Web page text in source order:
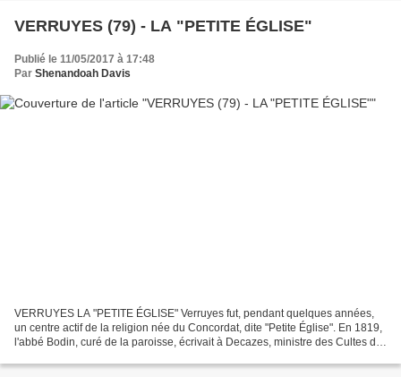
VERRUYES (79) - LA "PETITE ÉGLISE"
Publié le 11/05/2017 à 17:48
Par Shenandoah Davis
VERRUYES LA "PETITE ÉGLISE" Verruyes fut, pendant quelques années,
un centre actif de la religion née du Concordat, dite "Petite Église". En 1819,
l'abbé Bodin, curé de la paroisse, écrivait à Decazes, ministre des Cultes de